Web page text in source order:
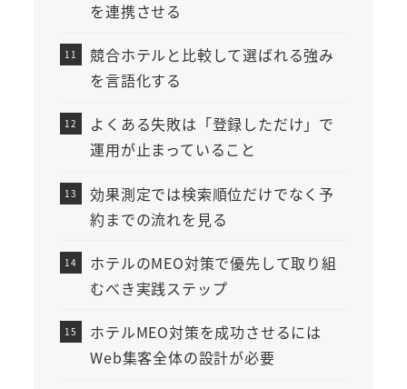
を連携させる
競合ホテルと比較して選ばれる強み
を言語化する
よくある失敗は「登録しただけ」で
運用が止まっていること
効果測定では検索順位だけでなく予
約までの流れを見る
ホテルのMEO対策で優先して取り組
むべき実践ステップ
ホテルMEO対策を成功させるには
Web集客全体の設計が必要